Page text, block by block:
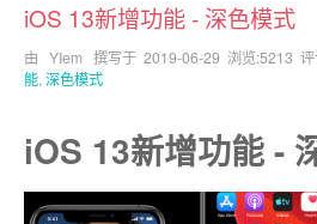
iOS 13新增功能 - 深色模式
由 YIem 撰写于 2019-06-29 浏览:5213
能, 深色模式
iOS 13新增功能 -